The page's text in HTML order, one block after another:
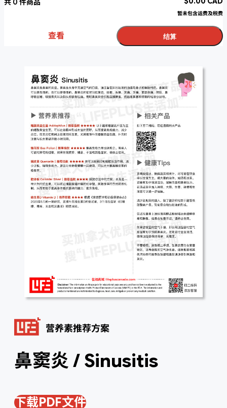
共 0 件商品
暂未包含运费及税费
查看 结算
营养素推荐方案
鼻窦炎 / Sinusitis
下载PDF文件